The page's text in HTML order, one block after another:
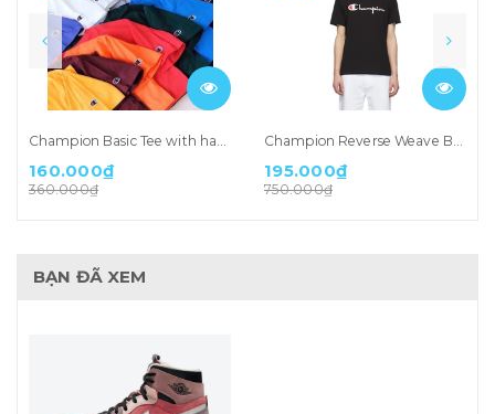
Champion Basic Tee with hand logo
160.000₫
360.000₫
Champion Reverse Weave Black Script Logo T-shirt
195.000₫
750.000₫
BẠN ĐÃ XEM